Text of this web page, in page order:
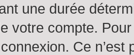
une durée
votre compte.
Ce